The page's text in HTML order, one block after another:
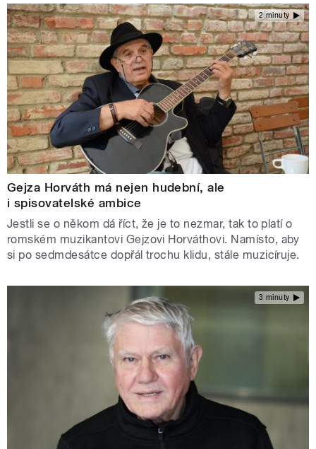
2 minuty
Gejza Horváth má nejen hudební, ale
i spisovatelské ambice
Jestli se o někom dá říct, že je to nezmar, tak to platí o
romském muzikantovi Gejzovi Horváthovi. Namísto, aby
si po sedmdesátce dopřál trochu klidu, stále muzicíruje.
3 minuty